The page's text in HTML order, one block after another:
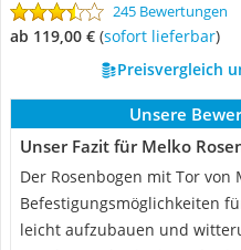
245 Bewertungen
ab 119,00 € ( Sofort lieferbar)
Preisvergleich
Unsere
Unser Fazit für Melko
Der Rosenbogen mit Tor
Befestigungsmöglichkeiten
leicht aufzubauen und